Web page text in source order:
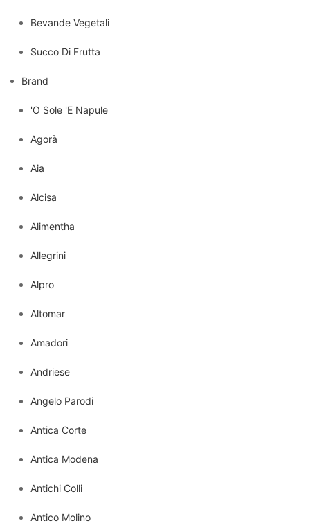
Bevande Vegetali
Succo Di Frutta
Brand
'O Sole 'E Napule
Agorà
Aia
Alcisa
Alimentha
Allegrini
Alpro
Altomar
Amadori
Andriese
Angelo Parodi
Antica Corte
Antica Modena
Antichi Colli
Antico Molino